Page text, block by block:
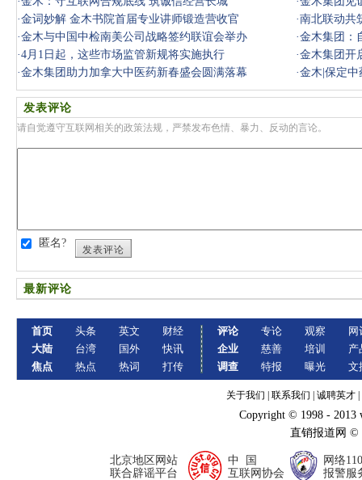
·金词妙解 金木书院首届专业讲师锻造营收官 ·南北联动共
收！
·金木与中国中检南美公司战略签约联谊会举办 ·金木集团：
·4月1日起，这些市场监管新规将实施执行 ·金木集团开
·金木集团助力加拿大中医药新春盛会圆满落幕 ·金木|保定中
发表评论
请自觉遵守互联网相关的政策法规，严禁发布色情、暴力、反动的言论。
匿名?
发表评论
最新评论
首页
大陆
焦点
头条
台湾
热点
英文
国外
热词
财经
快讯
打传
评论
企业
调查
专论
慈善
特报
观察
培训
曝光
网
产
文
关于我们 联系我们 诚聘英才
Copyright © 1998 - 2013
直销报道网
北京地区网站
联合辟谣平台
中 国
互联网协会
网络110
报警服